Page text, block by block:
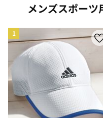
メンズスポー
1